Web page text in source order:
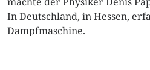
In Deutschland, in Hessen,
Dampfmaschine.